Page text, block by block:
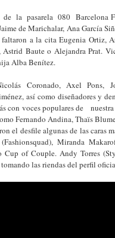
pasarela 080 Barcelona
de Marichalar, Ana García
a la cita Eugenia Ortiz,
Astrid Baute o Alejandra Prat.
Alba Benítez.
Coronado, Axel Pons,
así como diseñadores y
con voces populares de
Fernando Andina, Thaïs
el desfile algunas de las caras
Miranda
of Couple. Andy Torres
las riendas del perfil